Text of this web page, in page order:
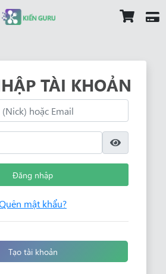
TÀI KHOẢN
Đăng nhập
mật khẩu?
Tạo tài khoản